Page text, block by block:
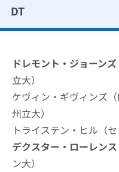
DT
ドレモント・ジョーンズ
立大）
ケヴィン・ギヴィンズ
州立大）
トライステン・ヒル（
デクスター・ローレンス
ン大）